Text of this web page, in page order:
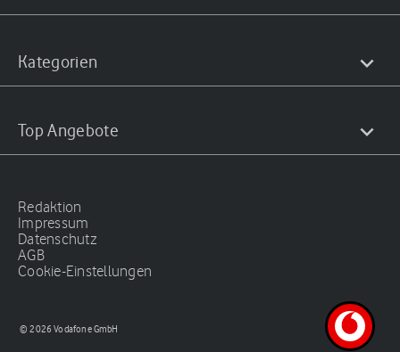
Kategorien
Top Angebote
Redaktion
Impressum
Datenschutz
AGB
Cookie-Einstellungen
© 2026 Vodafone GmbH